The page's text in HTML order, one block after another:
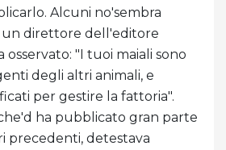
Alcuni no'sembra
un direttore dell'editore
osservato: "I tuoi maiali sono
degli altri animali, e
per gestire la fattoria".
ha pubblicato gran parte
precedenti, detestava